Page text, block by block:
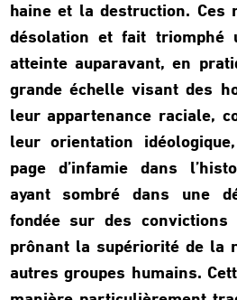
haine et la destruction. Ces
désolation et fait triomphé
atteinte auparavant, en
grande échelle visant des
leur appartenance raciale,
leur orientation
page d’infamie dans
ayant sombré dans une
fondée sur des
prônant la supériorité de la
autres groupes humains.